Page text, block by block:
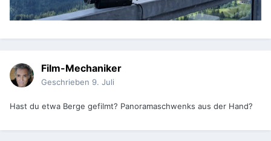
Film-Mechaniker
Geschrieben 9. Juli
Hast du etwa Berge gefilmt? Panoramaschwenks aus der Hand?